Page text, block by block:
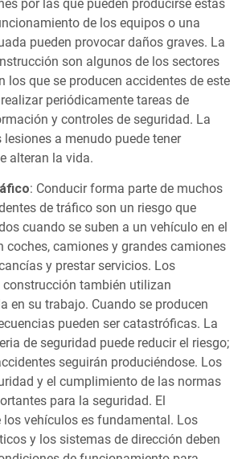
por las que pueden producirse estas
de los equipos o una
pueden provocar daños graves. La
son algunos de los sectores
los que se producen accidentes de este
periódicamente tareas de
y controles de seguridad. La
a menudo puede tener
alteran la vida.
: Conducir forma parte de muchos
de tráfico son un riesgo que
cuando se suben a un vehículo en el
coches, camiones y grandes camiones
y prestar servicios. Los
también utilizan
en su trabajo. Cuando se producen
pueden ser catastróficas. La
de seguridad puede reducir el riesgo;
seguirán produciéndose. Los
y el cumplimiento de las normas
para la seguridad. El
vehículos es fundamental. Los
y los sistemas de dirección deben